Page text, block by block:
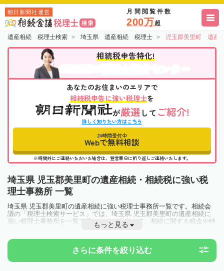
朝日新聞社運営 月間閲覧件数
200万超
遺産相続 税理士検索 埼玉県 遺産相続 税理士 児玉郡美里町 遺産
相続税申告特化!
あなたのお住まいのエリアで
相続税申告に強い税理士を
が厳選 して ご紹介!
詳しく知りたい方はこちら
24時間受付中
Webで無料相談
※時間外にご連絡いただいた場合は、翌営業日に折り返しご連絡いたします。
埼玉県 児玉郡美里町の遺産相続・相続税に強い税
理士事務所 一覧
埼玉県 児玉郡美里町の遺産相続に強い税理士事務所一覧です。相続会
議の「税理士検索サービス」では、埼玉県 児玉郡美里町の遺産相続に
強い税理士事務所を一覧で見ることが出来ます。相続に関する税金や特
例制度のことは一度近隣の税理士に相談してみましょう。
もっと見る
さらに条件を絞り込む